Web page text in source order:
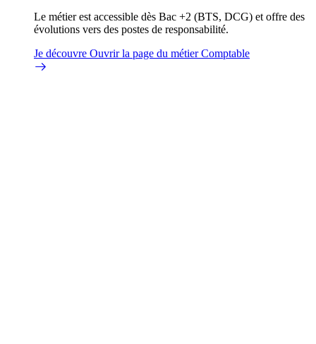
Le métier est accessible dès Bac +2 (BTS, DCG) et offre des
évolutions vers des postes de responsabilité.
Je découvre Ouvrir la page du métier Comptable